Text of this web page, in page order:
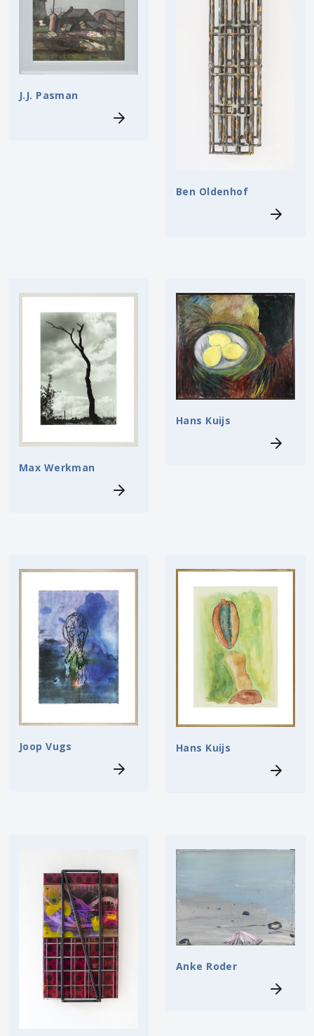
J.J. Pasman
Ben Oldenhof
Max Werkman
Hans Kuijs
Joop Vugs Hans Kuijs
Anke Roder